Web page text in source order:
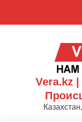
Vera.kz